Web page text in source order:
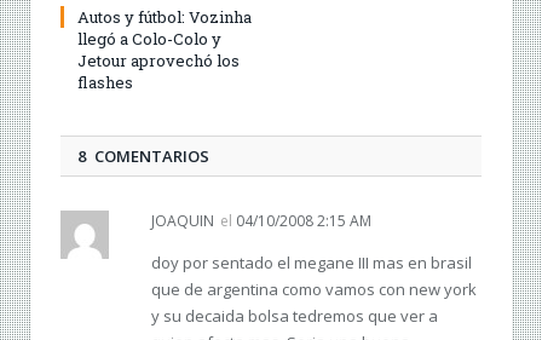
Autos y fútbol: Vozinha
llegó a Colo-Colo y
Jetour aprovechó los
flashes
8 COMENTARIOS
JOAQUIN el 04/10/2008 2:15 AM
doy por sentado el megane III mas en brasil
que de argentina como vamos con new york
y su decaida bolsa tedremos que ver a